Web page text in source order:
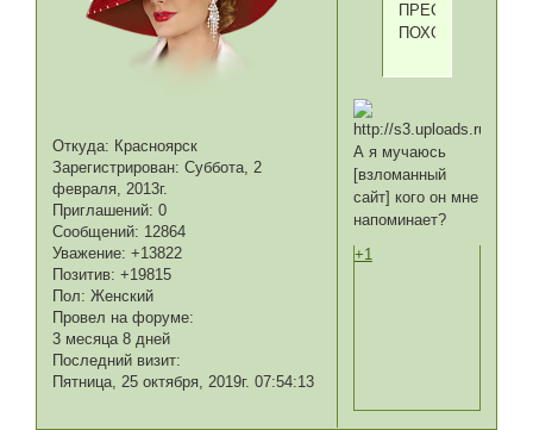
Откуда: Красноярск
Зарегистрирован: Суббота, 2
февраля, 2013г.
Приглашений: 0
Сообщений: 12864
Уважение: +13822
Позитив: +19815
Пол: Женский
Провел на форуме:
3 месяца 8 дней
Последний визит:
Пятница, 25 октября, 2019г. 07:54:13
ПРЕСЛИ
ПОХОЖ
А я мучаюсь
[взломанный
сайт] кого он мне
напоминает?
+1